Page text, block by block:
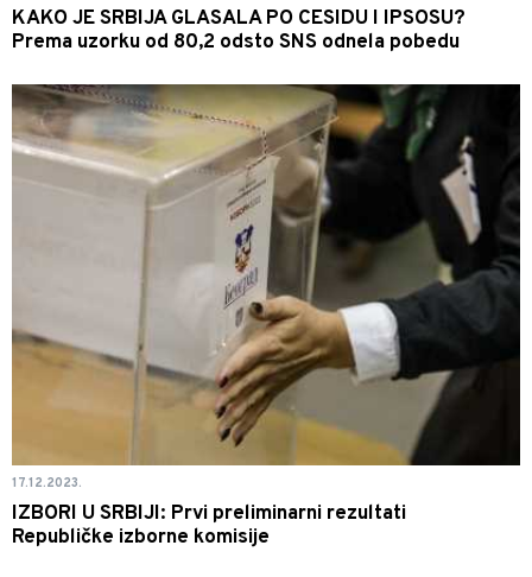
KAKO JE SRBIJA GLASALA PO CESIDU I IPSOSU?
Prema uzorku od 80,2 odsto SNS odnela pobedu
17.12.2023.
IZBORI U SRBIJI: Prvi preliminarni rezultati
Republičke izborne komisije